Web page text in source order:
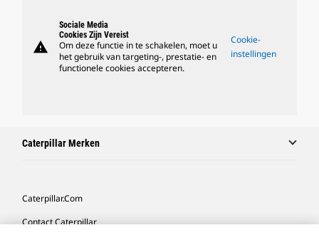
warning
Sociale Media
Cookies Zijn Vereist
Om deze functie in te schakelen, moet u
het gebruik van targeting-, prestatie- en
functionele cookies accepteren.
Cookie-
instellingen
Caterpillar Merken
Caterpillar.com
Contact Caterpillar